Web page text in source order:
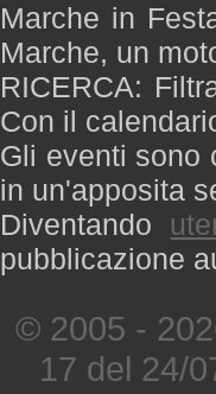
Marche in
Marche, un
RICERCA:
Con il
Gli eventi sono
in un'apposita
Diventando
pubblicazione
© 2005 -
17 del 24/